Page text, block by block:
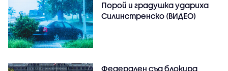
Порой и градушка удариха
Силинстренско (ВИДЕО)
Федерален съд блокира